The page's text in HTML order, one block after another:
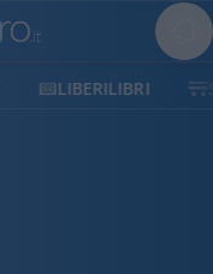
LIBERILIBRI